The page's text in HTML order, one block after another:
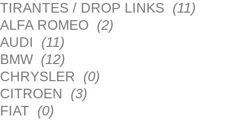
TIRANTES / DROP LINKS (11)
ALFA ROMEO (2)
AUDI (11)
BMW (12)
CHRYSLER (0)
CITROEN (3)
FIAT (0)